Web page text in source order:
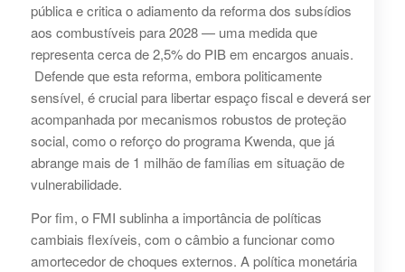
pública e critica o adiamento da reforma dos subsídios
aos combustíveis para 2028 — uma medida que
representa cerca de 2,5% do PIB em encargos anuais.
Defende que esta reforma, embora politicamente
sensível, é crucial para libertar espaço fiscal e deverá ser
acompanhada por mecanismos robustos de proteção
social, como o reforço do programa Kwenda, que já
abrange mais de 1 milhão de famílias em situação de
vulnerabilidade.
Por fim, o FMI sublinha a importância de políticas
cambiais flexíveis, com o câmbio a funcionar como
amortecedor de choques externos. A política monetária